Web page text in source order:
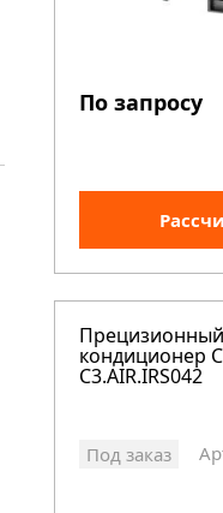
По запросу
Прецизионный
кондиционер
C3.AIR.IRS042
Под заказ